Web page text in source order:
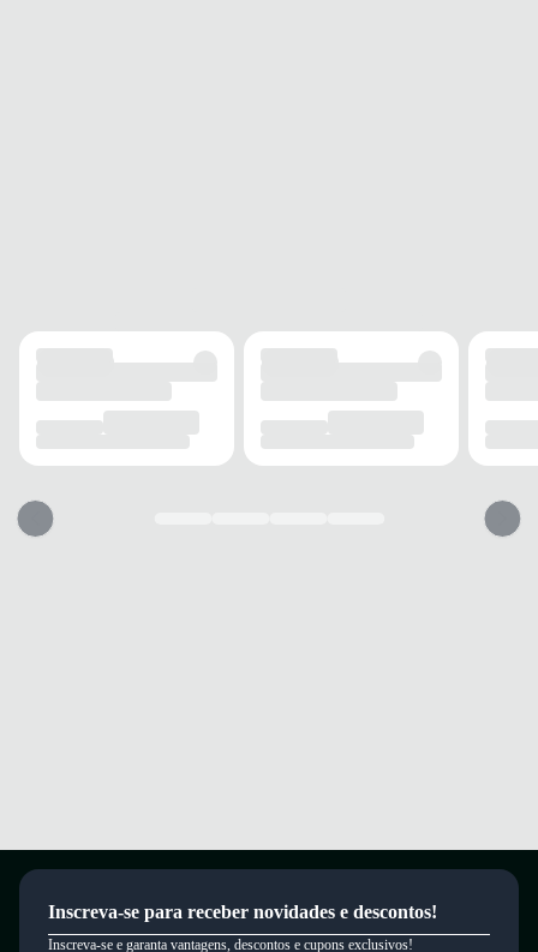
Inscreva-se para receber novidades e descontos!
Inscreva-se e garanta vantagens, descontos e cupons exclusivos!